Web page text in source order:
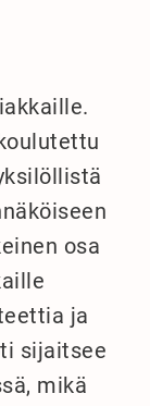
osa
ja
sijaitsee
mikä